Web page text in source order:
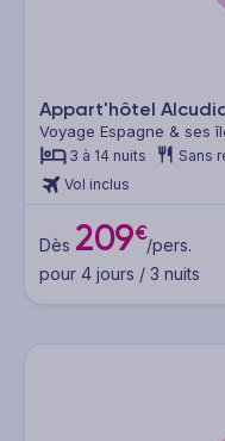
Appart'hôtel
Voyage Espagne & ses
3 à 14 nuits
Sans
Vol inclus
Dès 209€/pers.
pour 4 jours / 3 nuits